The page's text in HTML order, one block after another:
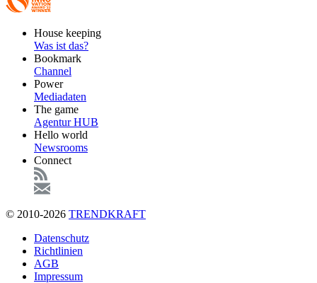
FooterHouse keeping
Was ist das?
Bookmark
Channel
Power
Mediadaten
The game
Agentur HUB
Hello world
Newsrooms
Connect
© 2010-2026 TRENDKRAFT
FußzeileDatenschutz
Richtlinien
AGB
Impressum